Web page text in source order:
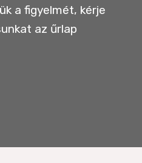
a figyelmét, kérje
az űrlap